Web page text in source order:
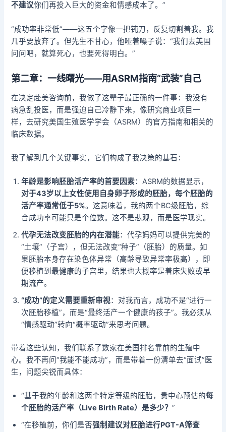
不建议你们再投入巨大的资金和情感成本了。”
“成功率非常低”——这五个字像一把钝刀，反复切割着我。我
几乎要放弃了。但先生不甘心，他哑着嗓子说：“我们去美国
问问吧，就算死心，也要死得明白。”
第二章：一线曙光——用ASRM指南“武装”自己
在决定赴美咨询前，我做了这辈子最正确的一件事：我没有
病急乱投医，而是强迫自己冷静下来，像研究商业项目一
样，去研究美国生殖医学学会（ASRM）的官方指南和相关的
临床数据。
我了解到几个关键事实，它们构成了我决策的基石：
年龄是影响胚胎活产率的首要因素：ASRM的数据显示，
对于43岁以上女性使用自身卵子形成的胚胎，每个胚胎的
活产率通常低于5%。这意味着，我的两个BC级胚胎，综
合成功率可能只是个位数。这不是悲观，而是医学现实。
代孕无法改变胚胎的内在潜能：代孕妈妈可以提供完美的
“土壤”（子宫），但无法改变“种子”（胚胎）的质量。如
果胚胎本身存在染色体异常（高龄导致异常率极高），即
便移植到最健康的子宫里，结果也大概率是着床失败或早
期流产。
“成功”的定义需要重新审视：对我而言，成功不是“进行一
次胚胎移植”，而是“最终活产一个健康的孩子”。我必须从
“情感驱动”转向“概率驱动”来思考问题。
带着这些认知，我们联系了数家在美国排名靠前的生殖中
心。我不再问“我能不能成功”，而是带着一份清单去“面试”医
生，问题尖锐而具体：
“基于我的年龄和这两个特定等级的胚胎，贵中心预估的每
个胚胎的活产率（Live Birth Rate）是多少？”
“在移植前，你们是否强制建议对胚胎进行PGT-A筛查